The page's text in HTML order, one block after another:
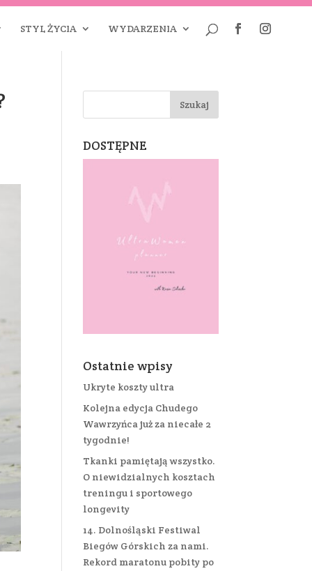
STYL ŻYCIA WYDARZENIA
DOSTĘPNE
Ostatnie wpisy
Ukryte koszty ultra
Kolejna edycja Chudego
Wawrzyńca już za niecałe 2
tygodnie!
Tkanki pamiętają wszystko.
O niewidzialnych kosztach
treningu i sportowego
longevity
14. Dolnośląski Festiwal
Biegów Górskich za nami.
Rekord maratonu pobity po